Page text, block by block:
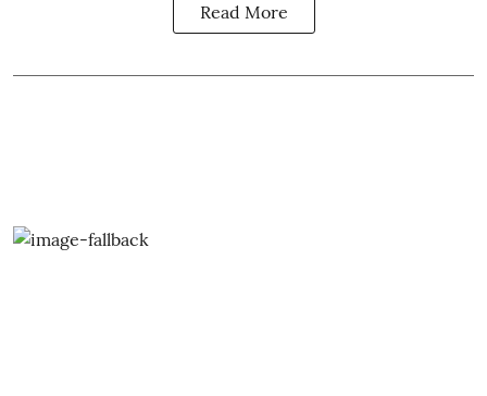
Read More